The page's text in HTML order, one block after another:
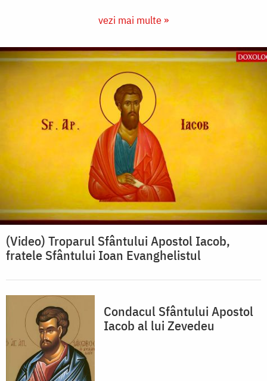
vezi mai multe »
(Video) Troparul Sfântului Apostol Iacob,
fratele Sfântului Ioan Evanghelistul
Condacul Sfântului Apostol
Iacob al lui Zevedeu